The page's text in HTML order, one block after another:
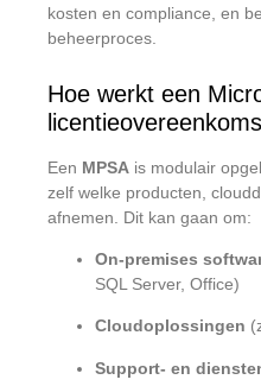
kosten en compliance, en
beheerproces.
Hoe werkt een
Een MPSA is modulair
zelf welke producten,
afnemen. Dit kan gaan om:
On-premises
SQL Server, Office)
Cloudoplossingen
Support- en